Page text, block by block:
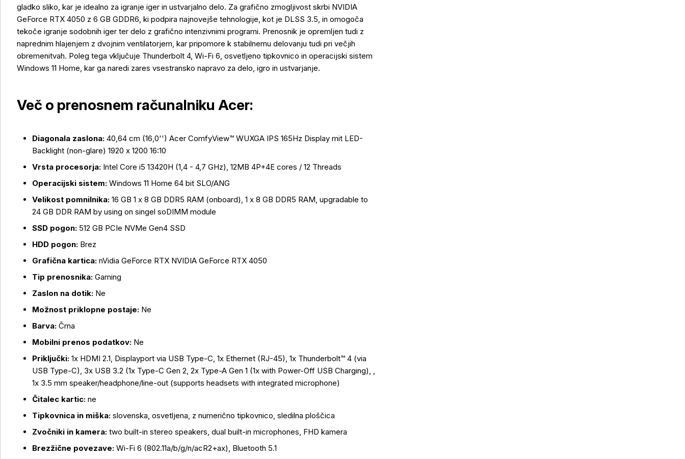
Več o izdelku
gladko sliko, kar je idealno za igranje iger in ustvarjalno delo. Za grafično zmogljivost skrbi NVIDIA
GeForce RTX 4050 z 6 GB GDDR6, ki podpira najnovejše tehnologije, kot je DLSS 3.5, in omogoča
tekoče igranje sodobnih iger ter delo z grafično intenzivnimi programi. Prenosnik je opremljen tudi z
naprednim hlajenjem z dvojnim ventilatorjem, kar pripomore k stabilnemu delovanju tudi pri večjih
obremenitvah. Poleg tega vključuje Thunderbolt 4, Wi-Fi 6, osvetljeno tipkovnico in operacijski sistem
Windows 11 Home, kar ga naredi zares vsestransko napravo za delo, igro in ustvarjanje.
Več o prenosnem računalniku Acer:
Diagonala zaslona: 40,64 cm (16,0'') Acer ComfyView™ WUXGA IPS 165Hz Display mit LED-
Backlight (non-glare) 1920 x 1200 16:10
Vrsta procesorja: Intel Core i5 13420H (1,4 - 4,7 GHz), 12MB 4P+4E cores / 12 Threads
Operacijski sistem: Windows 11 Home 64 bit SLO/ANG
Velikost pomnilnika: 16 GB 1 x 8 GB DDR5 RAM (onboard), 1 x 8 GB DDR5 RAM, upgradable to
24 GB DDR RAM by using on singel soDIMM module
SSD pogon: 512 GB PCIe NVMe Gen4 SSD
HDD pogon: Brez
Grafična kartica: nVidia GeForce RTX NVIDIA GeForce RTX 4050
Tip prenosnika: Gaming
Zaslon na dotik: Ne
Možnost priklopne postaje: Ne
Barva: Črna
Mobilni prenos podatkov: Ne
Priključki: 1x HDMI 2.1, Displayport via USB Type-C, 1x Ethernet (RJ-45), 1x Thunderbolt™ 4 (via
USB Type-C), 3x USB 3.2 (1x Type-C Gen 2, 2x Type-A Gen 1 (1x with Power-Off USB Charging), ,
1x 3.5 mm speaker/headphone/line-out (supports headsets with integrated microphone)
Čitalec kartic: ne
Tipkovnica in miška: slovenska, osvetljena, z numerično tipkovnico, sledilna ploščica
Zvočniki in kamera: two built-in stereo speakers, dual built-in microphones, FHD kamera
Brezžične povezave: Wi-Fi 6 (802.11a/b/g/n/acR2+ax), Bluetooth 5.1